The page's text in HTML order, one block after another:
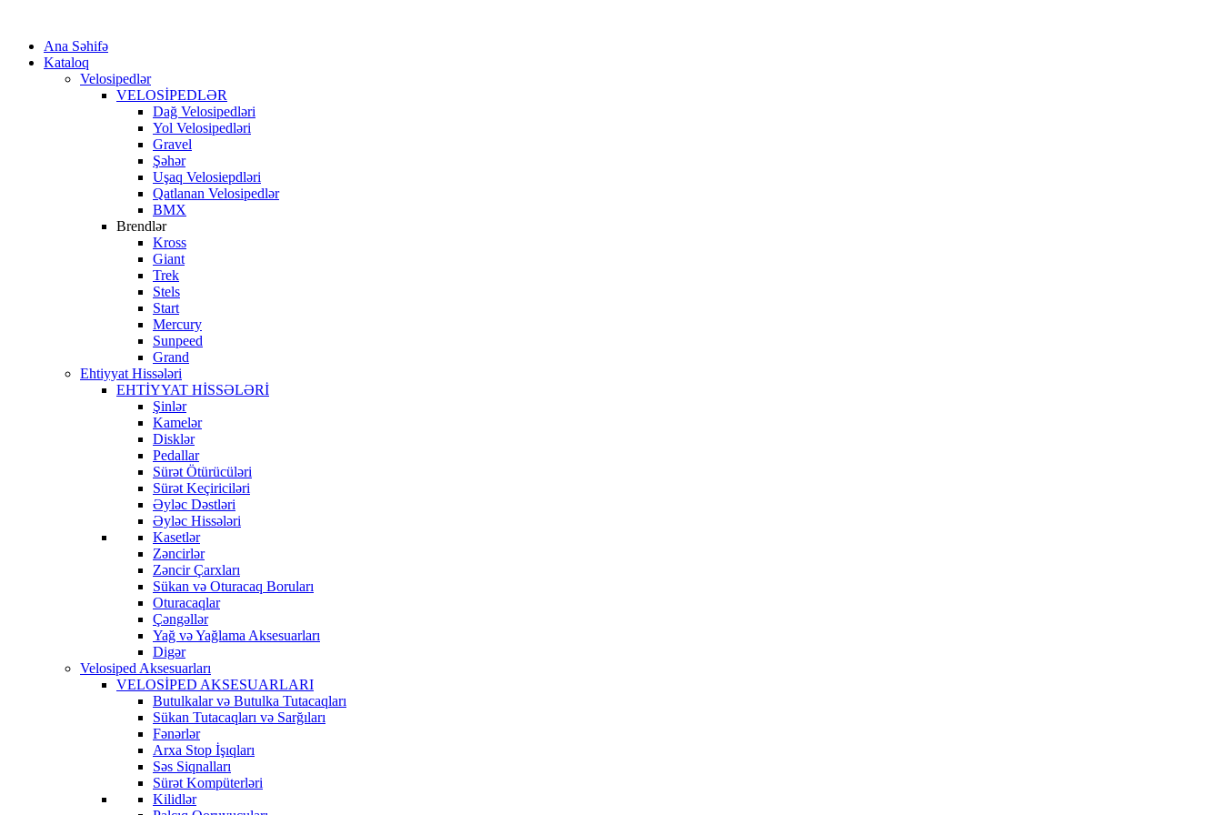
Ana Səhifə
Kataloq
Velosipedlər
VELOSİPEDLƏR
Dağ Velosipedləri
Yol Velosipedləri
Gravel
Şəhər
Uşaq Velosiepdləri
Qatlanan Velosipedlər
BMX
Brendlər
Kross
Giant
Trek
Stels
Start
Mercury
Sunpeed
Grand
Ehtiyyat Hissələri
EHTİYYAT HİSSƏLƏRİ
Şinlər
Kamelər
Disklər
Pedallar
Sürət Ötürücüləri
Sürət Keçiriciləri
Əyləc Dəstləri
Əyləc Hissələri
Kasetlər
Zəncirlər
Zəncir Çarxları
Sükan və Oturacaq Boruları
Oturacaqlar
Çəngəllər
Yağ və Yağlama Aksesuarları
Digər
Velosiped Aksesuarları
VELOSİPED AKSESUARLARI
Butulkalar və Butulka Tutacaqları
Sükan Tutacaqları və Sarğıları
Fənərlər
Arxa Stop İşıqları
Səs Siqnalları
Sürət Kompüterləri
Kilidlər